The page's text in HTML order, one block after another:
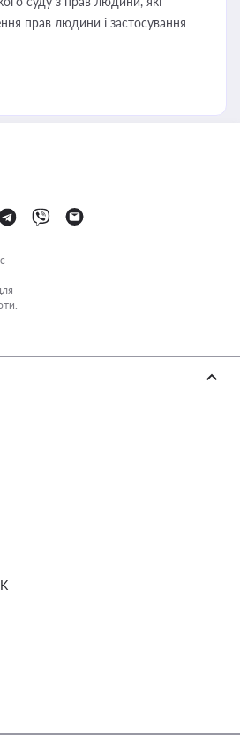
прав людини і застосування